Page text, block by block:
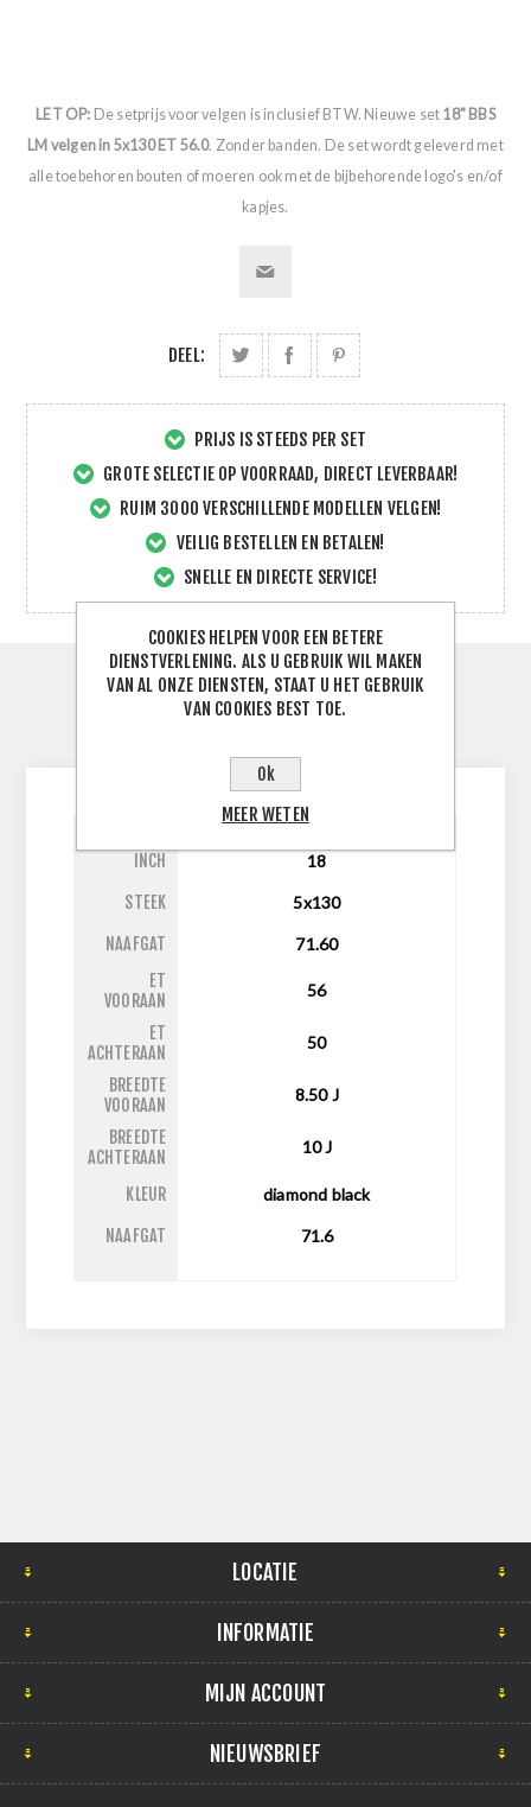
LET OP: De setprijs voor velgen is inclusief BTW. Nieuwe set 18" BBS
LM velgen in 5x130 ET 56.0. Zonder banden. De set wordt geleverd met
alle toebehoren bouten of moeren ook met de bijbehorende logo's en/of
kapjes.
DEEL:
PRIJS IS STEEDS PER SET
GROTE SELECTIE OP VOORRAAD, DIRECT LEVERBAAR!
RUIM 3000 VERSCHILLENDE MODELLEN VELGEN!
VEILIG BESTELLEN EN BETALEN!
SNELLE EN DIRECTE SERVICE!
SPECIFICATIES
INCH 18
STEEK 5x130
NAAFGAT
71.60
ET
VOORAAN
56
ET
ACHTERAAN
50
BREEDTE
VOORAAN
8.50J
BREEDTE
ACHTERAAN
10J
KLEUR diamond black
NAAFGAT 71.6
LOCATIE
INFORMATIE
MIJN ACCOUNT
NIEUWSBRIEF
COOKIES HELPEN VOOR EEN BETERE
DIENSTVERLENING. ALS U GEBRUIK WIL MAKEN
VAN AL ONZE DIENSTEN, STAAT U HET GEBRUIK
VAN COOKIES BEST TOE.
Ok
MEER WETEN